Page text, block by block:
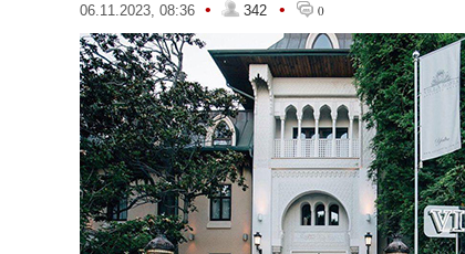
06.11.2023, 08:36 • 342 • 0